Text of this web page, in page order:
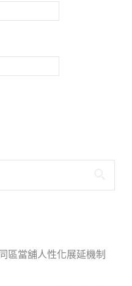
區當舖人性化展延機制